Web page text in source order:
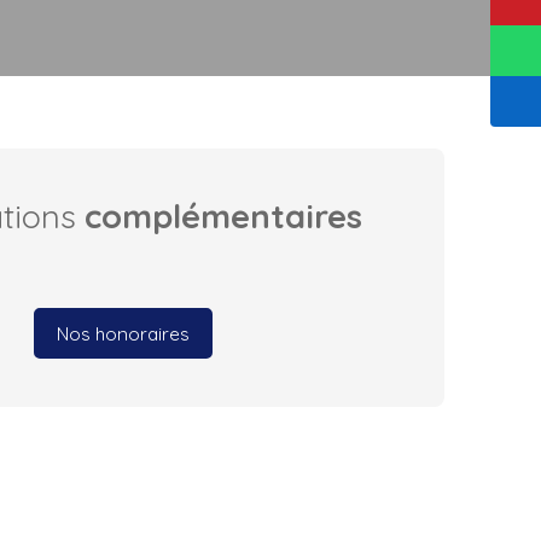
complémentaires
Nos honoraires